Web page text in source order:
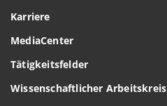
Karriere
MediaCenter
Tätigkeitsfelder
Wissenschaftlicher Arbeitskreis